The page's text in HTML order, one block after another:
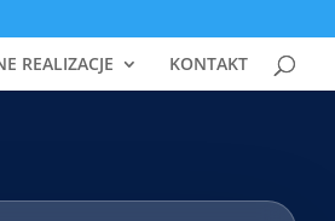
REALIZACJE KONTAKT